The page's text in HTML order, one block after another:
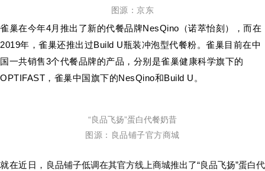
图源：京东
雀巢在今年4月推出了新的代餐品牌NesQino（诺萃怡刻），而在
2019年，雀巢还推出过Build U瓶装冲泡型代餐粉。雀巢目前在中
国一共销售3个代餐品牌的产品，分别是雀巢健康科学旗下的
OPTIFAST，雀巢中国旗下的NesQino和Build U。
“良品飞扬”蛋白代餐奶昔
图源：良品铺子官方商城
就在近日， 良品铺子低调在其官方线上商城推出了“良品飞扬”蛋白代